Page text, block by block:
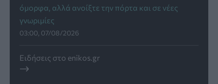
όμορφα, αλλά ανοίξτε την πόρτα και σε νέες
γνωριμίες
03:00, 07/08/2026
Ειδήσεις στο enikos.gr